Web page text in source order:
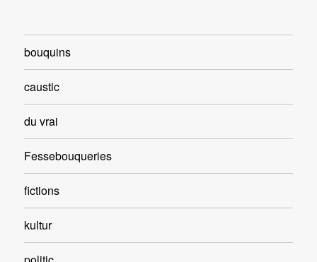
bouquins
caustic
du vrai
Fessebouqueries
fictions
kultur